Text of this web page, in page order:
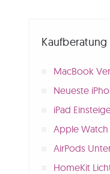
MacBook
Neueste
iPad
Apple
AirPods
HomeKit